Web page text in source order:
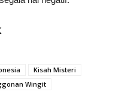
Kisah Misteri
Wingit